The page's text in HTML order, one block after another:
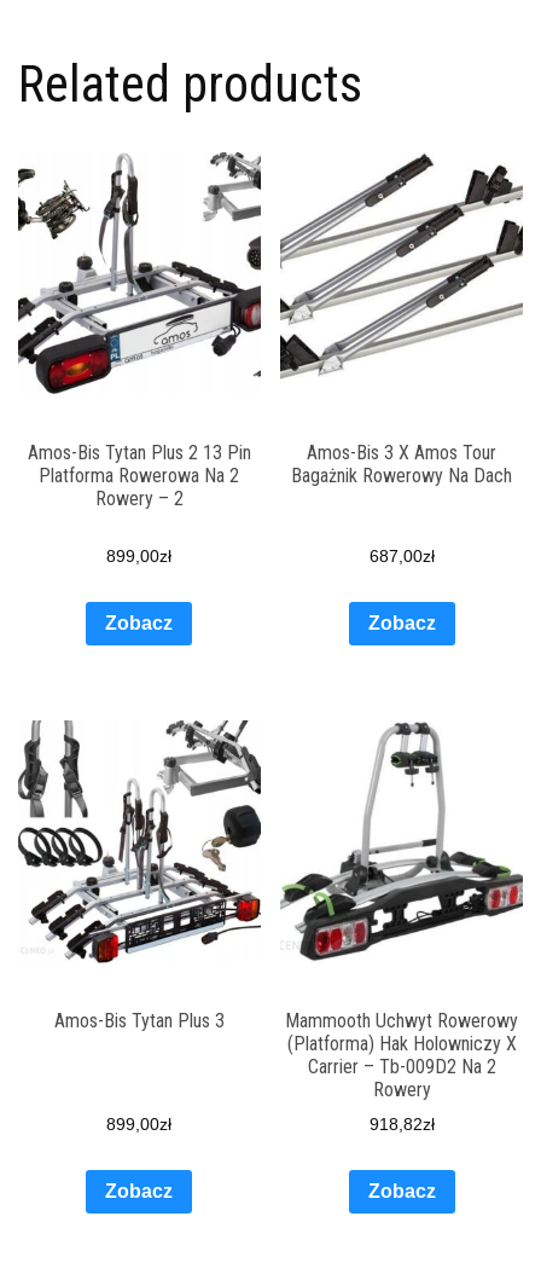
Related products
Amos-Bis Tytan Plus 2 13 Pin
Platforma Rowerowa Na 2
Rowery – 2
899,00zł
Zobacz
Amos-Bis 3 X Amos Tour
Bagażnik Rowerowy Na Dach
687,00zł
Zobacz
Amos-Bis Tytan Plus 3
899,00zł
Zobacz
Mammooth Uchwyt Rowerowy
(Platforma) Hak Holowniczy X
Carrier – Tb-009D2 Na 2
Rowery
918,82zł
Zobacz